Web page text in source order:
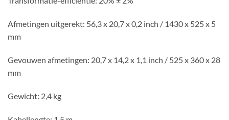
Afmetingen uitgerekt: 56,3 x 20,7 x 0,2 inch / 1430 x 525 x 5
mm
Gevouwen afmetingen: 20,7 x 14,2 x 1,1 inch / 525 x 360 x 28
mm
Gewicht: 2,4 kg